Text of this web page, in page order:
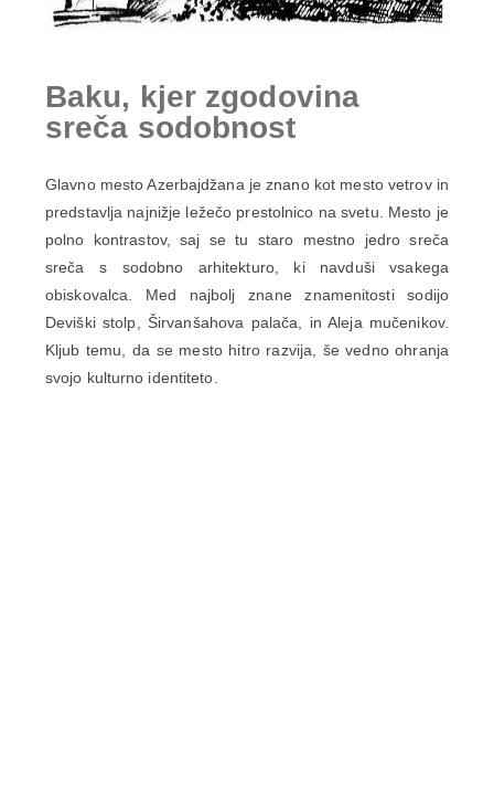
Baku, kjer zgodovina
sreča sodobnost
Glavno mesto Azerbajdžana je znano kot mesto vetrov in
predstavlja najnižje ležečo prestolnico na svetu. Mesto je
polno kontrastov, saj se tu staro mestno jedro sreča
sreča s sodobno arhitekturo, ki navduši vsakega
obiskovalca. Med najbolj znane znamenitosti sodijo
Deviški stolp, Širvanšahova palača, in Aleja mučenikov.
Kljub temu, da se mesto hitro razvija, še vedno ohranja
svojo kulturno identiteto.